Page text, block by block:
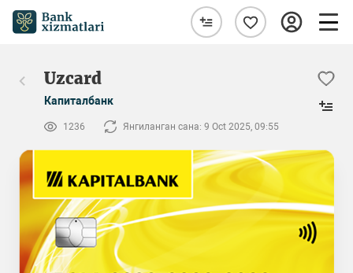
Uzcard
Капиталбанк
1236 Янгиланган сана: 9 Oct 2025, 09:55